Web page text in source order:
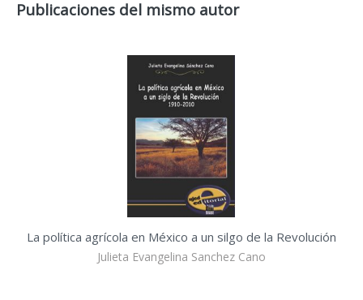
Publicaciones del mismo autor
La política agrícola en México a un silgo de la Revolución
Julieta Evangelina Sanchez Cano